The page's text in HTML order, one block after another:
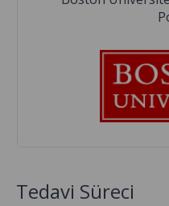
Tedavi Süreci